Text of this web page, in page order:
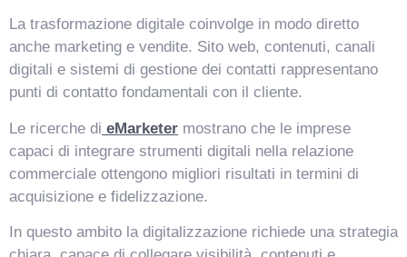
La trasformazione digitale coinvolge in modo diretto
anche marketing e vendite. Sito web, contenuti, canali
digitali e sistemi di gestione dei contatti rappresentano
punti di contatto fondamentali con il cliente.
Le ricerche di eMarketer mostrano che le imprese
capaci di integrare strumenti digitali nella relazione
commerciale ottengono migliori risultati in termini di
acquisizione e fidelizzazione.
In questo ambito la digitalizzazione richiede una strategia